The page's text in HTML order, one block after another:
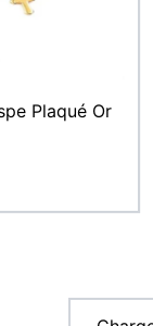
Plaqué Or